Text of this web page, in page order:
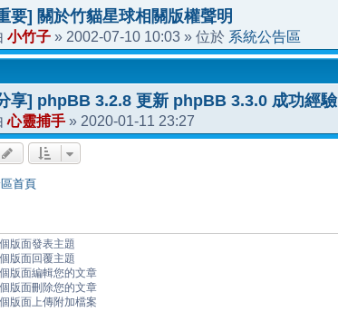
要] 關於竹貓星球相關版權聲明
小竹子 » 2002-07-10 10:03 » 位於 系統公告區
享] phpBB 3.2.8 更新 phpBB 3.3.0 成功經驗
心靈捕手 » 2020-01-11 23:27
首頁
版面發表主題
版面回覆主題
版面編輯您的文章
版面刪除您的文章
版面上傳附加檔案